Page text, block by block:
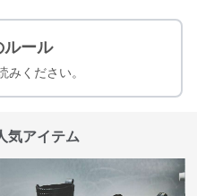
ルール
みください。
気アイテム